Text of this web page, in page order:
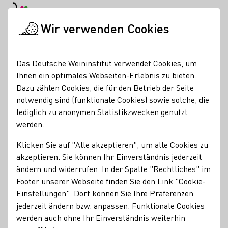
Weingut Dipl. Ing. Linus
Lorsbach
Informationen unter www.weingut-lorsbach.de
Erzeugnisse
Glühwein Perlwein / Secco Sekt Wein
Traubensaft
Weinessig
Brände / Destillate Roséwein
Mitgliedschaften
Deutscher Weinbauverband e.V.
Weinland Nahe e.V.
Wir verwenden Cookies
Das Deutsche Weininstitut verwendet Cookies, um
Ihnen ein optimales Webseiten-Erlebnis zu bieten.
Dazu zählen Cookies, die für den Betrieb der Seite
notwendig sind (funktionale Cookies) sowie solche, die
lediglich zu anonymen Statistikzwecken genutzt
werden.
Klicken Sie auf "Alle akzeptieren", um alle Cookies zu
akzeptieren. Sie können Ihr Einverständnis jederzeit
ändern und widerrufen. In der Spalte "Rechtliches" im
Footer unserer Webseite finden Sie den Link "Cookie-
Einstellungen". Dort können Sie Ihre Präferenzen
jederzeit ändern bzw. anpassen. Funktionale Cookies
werden auch ohne Ihr Einverständnis weiterhin